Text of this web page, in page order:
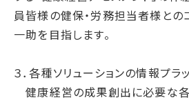
員皆様の健保・労務担当者様との
一助を目指します。
３．各種ソリューションの情報プラ
健康経営の成果創出に必要な各